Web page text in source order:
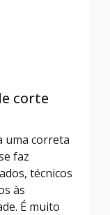
corte
uma correta
faz
técnicos
às
É muito